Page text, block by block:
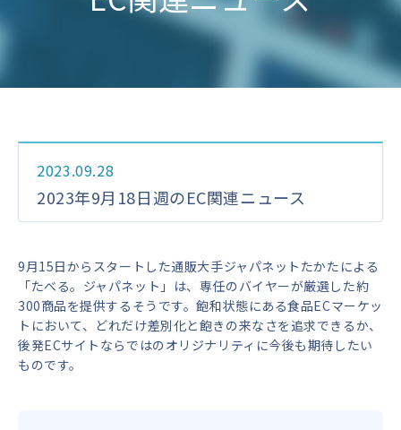
お問い合わせ
2023.09.28
2023年9月18日週のEC関連ニュース
9月15日からスタートした通販大手ジャパネットたかたによる
「たべる。ジャパネット」は、専任のバイヤーが厳選した約
300商品を提供するそうです。飽和状態にある食品ECマーケッ
トにおいて、どれだけ差別化と飽きの来なさを追求できるか、
後発ECサイトならではのオリジナリティに今後も期待したい
ものです。